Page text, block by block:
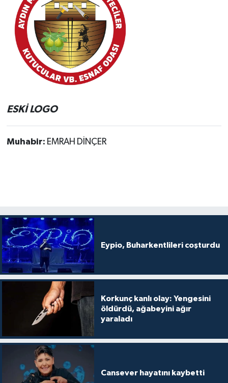
ESKİ LOGO
Muhabir: EMRAH DİNÇER
Eypio, Buharkentlileri coşturdu
Korkunç kanlı olay: Yengesini
öldürdü, ağabeyini ağır
yaraladı
Cansever hayatını kaybetti